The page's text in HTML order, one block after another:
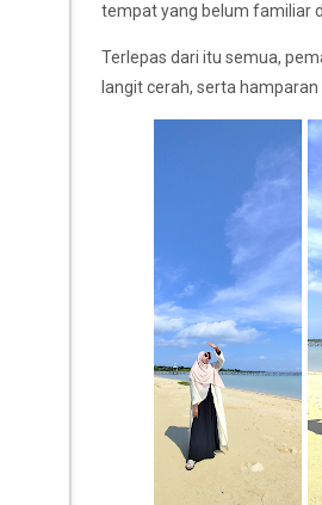
tempat yang belum familiar
Terlepas dari itu semua,
langit cerah, serta